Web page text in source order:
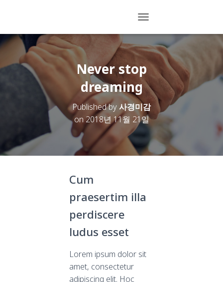
O
G
E
N
A
V
I
G
T
I
O
Never stop
dreaming
Published by사경미감
on2018년 11월 21일
Cum
praesertim illa
perdiscere
ludus esset
Lorem ipsum dolor sit
amet, consectetur
adipiscing elit. Hoc